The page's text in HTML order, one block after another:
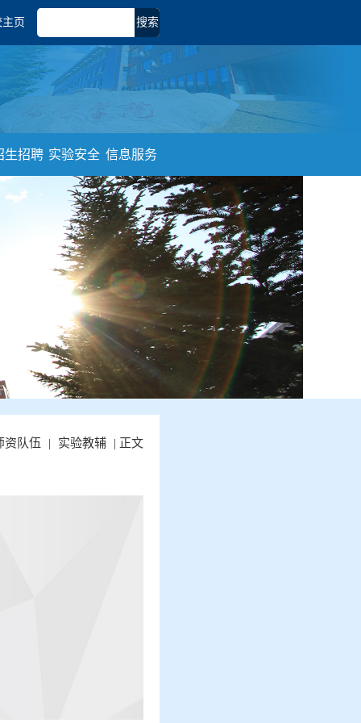
搜索
页
生招聘 实验安全 信息服务
资队伍 | 实验教辅 | 正文